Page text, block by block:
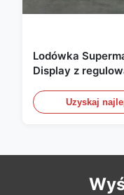
Lodówka
Display z
Uzyskaj